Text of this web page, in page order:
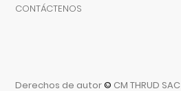
CONTÁCTENOS
Derechos de autor© CM THRUD SAC